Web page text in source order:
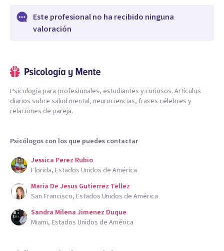
Este profesional no ha recibido ninguna
valoración
Psicología para profesionales, estudiantes y curiosos. Artículos
diarios sobre salud mental, neurociencias, frases célebres y
relaciones de pareja.
Psicólogos con los que puedes contactar
Jessica Perez Rubio
Florida, Estados Unidos de América
Maria De Jesus Gutierrez Tellez
San Francisco, Estados Unidos de América
Sandra Milena Jimenez Duque
Miami, Estados Unidos de América